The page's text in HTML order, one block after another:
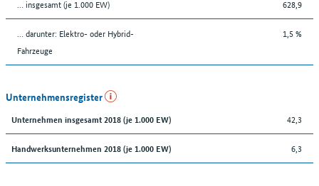
… insgesamt (je 1.000 EW) 628,9
… darunter: Elektro- oder Hybrid-
Fahrzeuge
1,5 %
Unternehmensregister
Unternehmen insgesamt 2018 (je 1.000 EW) 42,3
Handwerksunternehmen 2018 (je 1.000 EW) 6,3